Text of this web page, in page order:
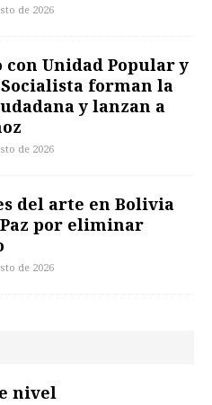
de 2026
con Unidad Popular y
forman la
y lanzan a
de 2026
del arte en Bolivia
por eliminar
de 2026
nivel